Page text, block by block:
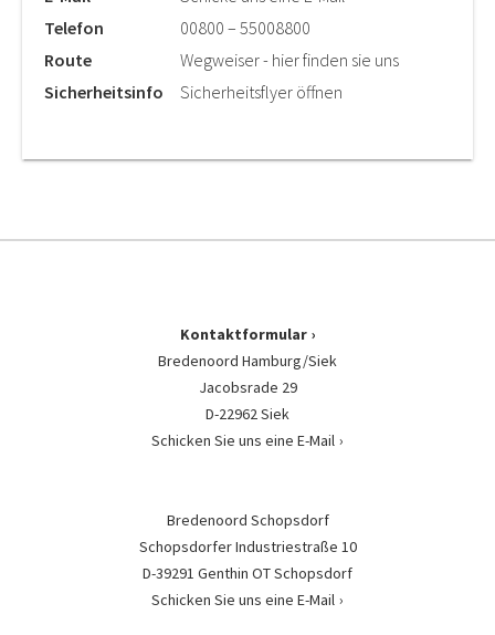
Telefon
00800 – 55008800
Route
Wegweiser - hier finden sie uns
Sicherheitsinfo
Sicherheitsflyer öffnen
Kontaktformular
Bredenoord Hamburg/Siek
Jacobsrade 29
D-22962 Siek
Schicken Sie uns eine E-Mail
Bredenoord Schopsdorf
Schopsdorfer Industriestraße 10
D-39291 Genthin OT Schopsdorf
Schicken Sie uns eine E-Mail